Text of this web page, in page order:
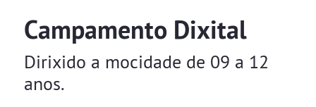
Campamento Dixital
Dirixido a mocidade de 09 a 12
anos.